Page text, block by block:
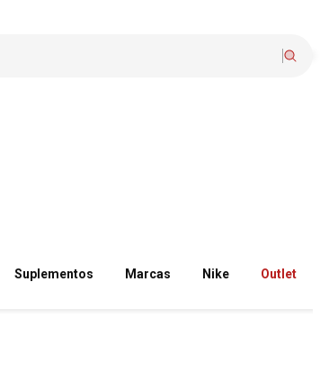
Suplementos Marcas Nike Outlet